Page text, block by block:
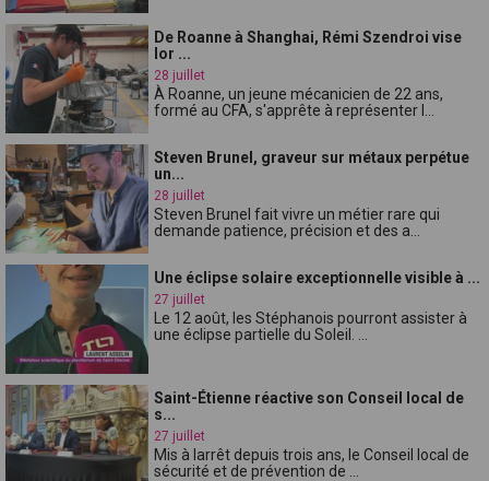
De Roanne à Shanghai, Rémi Szendroi vise
lor ...
28 juillet
À Roanne, un jeune mécanicien de 22 ans,
formé au CFA, s'apprête à représenter l...
Steven Brunel, graveur sur métaux perpétue
un...
28 juillet
Steven Brunel fait vivre un métier rare qui
demande patience, précision et des a...
Une éclipse solaire exceptionnelle visible à ...
27 juillet
Le 12 août, les Stéphanois pourront assister à
une éclipse partielle du Soleil. ...
Saint-Étienne réactive son Conseil local de
s...
27 juillet
Mis à larrêt depuis trois ans, le Conseil local de
sécurité et de prévention de ...